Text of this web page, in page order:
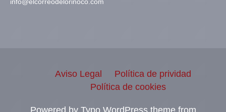
info@elcorreodelorinoco.com
Aviso Legal
Política de prividad
Política de cookies